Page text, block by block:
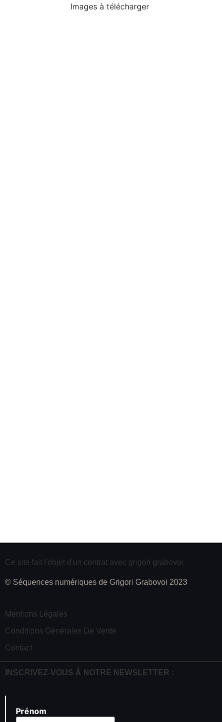
Images à télécharger
Ce site fait l'objet d'un contrat avec grigori grabovoi
© Séquences numériques de Grigori Grabovoi 2023
Mentions Légales
Conditions Générales De Vente
Contact
INSCRIVEZ-VOUS À NOTRE NEWSLETTER :
Prénom